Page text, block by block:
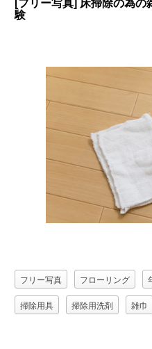
[フリー写真] 床掃除の為
験
フリー写真 フローリング
掃除用具 掃除用洗剤 雑巾